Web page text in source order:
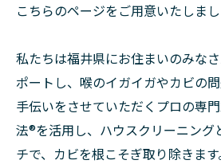
こちらのページをご用意いたしまし
私たちは福井県にお住まいのみな
ポートし、喉のイガイガやカビの
手伝いをさせていただくプロの専
法®を活用し、ハウスクリーニング
チで、カビを根こそぎ取り除きま